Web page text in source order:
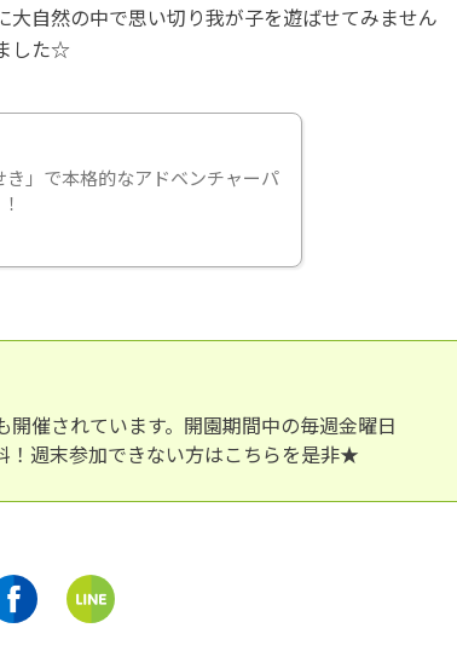
自然の中で思い切り我が子を遊ばせてみません
した☆
き」で本格的なアドベンチャーパ
催されています。開園期間中の毎週金曜日
！週末参加できない方はこちらを是非★